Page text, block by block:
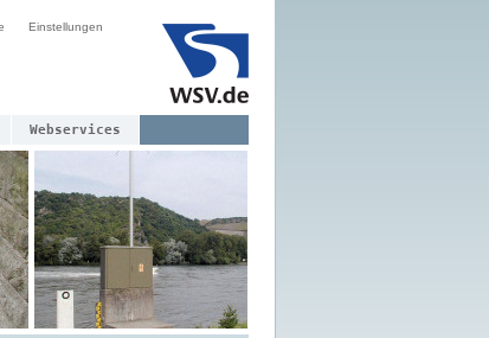
Einstellungen
Webservices